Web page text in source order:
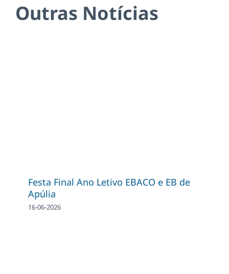
Outras Notícias
Festa Final Ano Letivo EBACO e EB de
Apúlia
16-06-2026